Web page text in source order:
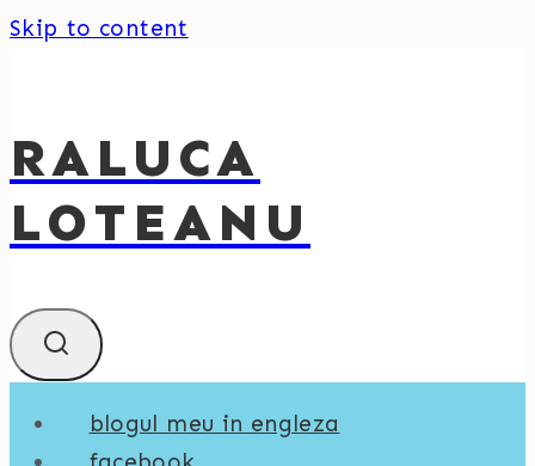
Skip to content
RALUCA
LOTEANU
blogul meu in engleza